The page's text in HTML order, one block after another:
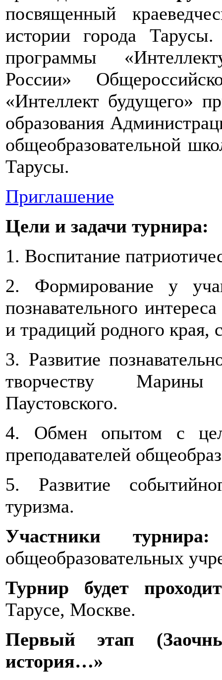
посвященный
истории города
программы
России»
«Интеллект будущего»
образования
общеобразовательной
Тарусы.
Приглашение
Цели и задачи турнира:
1. Воспитание
2. Формирование у
познавательного
и традиций родного края,
3. Развитие
творчеству Марины
Паустовского.
4. Обмен опытом с
преподавателей
5. Развитие
туризма.
Участники турнира:
общеобразовательных
Турнир будет
Тарусе, Москве.
Первый этап
история…»